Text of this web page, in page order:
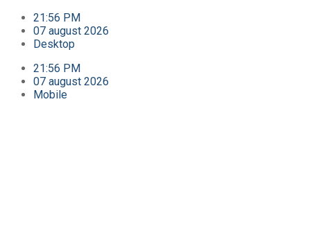
21:56 PM
07 august 2026
Desktop
21:56 PM
07 august 2026
Mobile